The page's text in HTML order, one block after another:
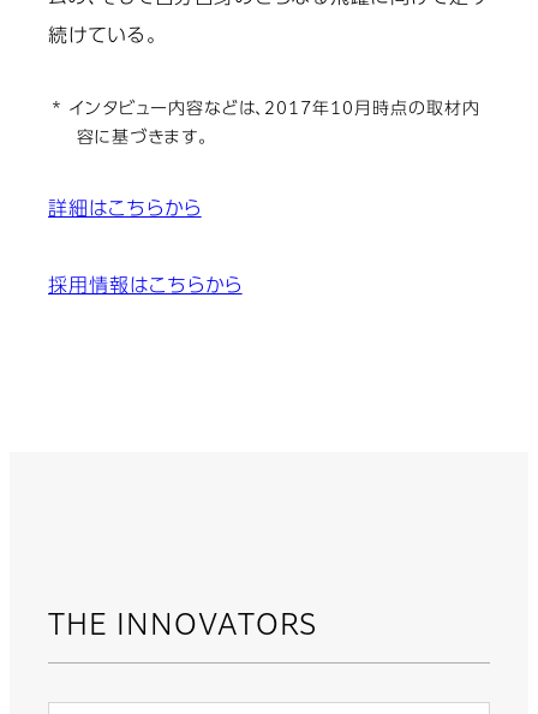
続けている。
* インタビュー内容などは、2017年10月時点の取材内
容に基づきます。
詳細はこちらから
採用情報はこちらから
THE INNOVATORS